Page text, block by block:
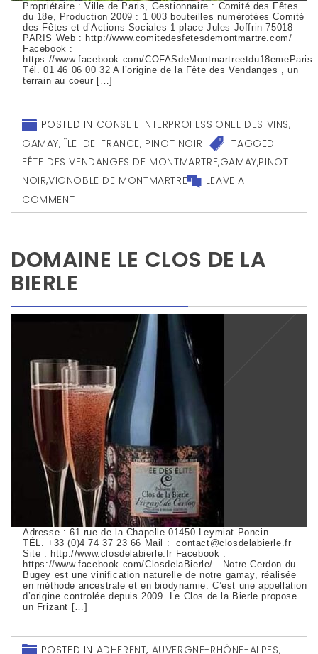
Propriétaire : Ville de Paris, Gestionnaire : Comité des Fêtes
du 18e, Production 2009 : 1 003 bouteilles numérotées Comité
des Fêtes et d’Actions Sociales 1 place Jules Joffrin 75018
PARIS Web : http://www.comitedesfetesdemontmartre.com/
Facebook :
https://www.facebook.com/COFASdeMontmartreetdu18emeParis
Tél. 01 46 06 00 32 A l’origine de la Fête des Vendanges , un
terrain au coeur […]
POSTED IN CONSEIL INTERPROFESSIONEL DES VINS,
GAMAY,ÎLE-DE-FRANCE, PINOT NOIR
TAGGED
FÊTE DES VENDANGES DE MONTMARTRE,GAMAY,PINOT
NOIR,VIGNOBLE DE MONTMARTRE
LEAVE A
COMMENT
DOMAINE LE CLOS DE LA
BIERLE
Adresse : 61 rue de la Chapelle 01450 Leymiat Poncin
TÉL. +33 (0)4 74 37 23 66 Mail : contact@closdelabierle.fr
Site : http://www.closdelabierle.fr Facebook :
https://www.facebook.com/ClosdelaBierle/ Notre Cerdon du
Bugey est une vinification naturelle de notre gamay, réalisée
en méthode ancestrale et en biodynamie. C’est une appellation
d’origine controlée depuis 2009. Le Clos de la Bierle propose
un Frizant […]
POSTED IN ADHERENT, AUVERGNE-RHÔNE-ALPES,